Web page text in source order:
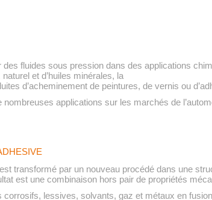
fluides sous pression dans des applications
et d’huiles minérales, la
d’acheminement de peintures, de vernis ou
applications sur les marchés de
transformé par un nouveau procédé dans une
est une combinaison hors pair de propriétés
corrosifs, lessives, solvants, gaz et métaux en